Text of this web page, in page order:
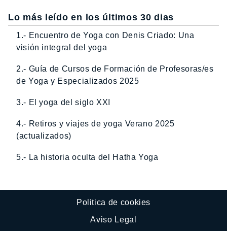
Lo más leído en los últimos 30 dias
1.- Encuentro de Yoga con Denis Criado: Una
visión integral del yoga
2.- Guía de Cursos de Formación de Profesoras/es
de Yoga y Especializados 2025
3.- El yoga del siglo XXI
4.- Retiros y viajes de yoga Verano 2025
(actualizados)
5.- La historia oculta del Hatha Yoga
Politica de cookies
Aviso Legal